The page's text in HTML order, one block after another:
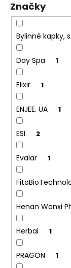
ů
Značky
Bylinné kapky,
Day Spa 1
Elixir 1
ENJEE. UA 1
ESI 2
Evalar 1
Henan Wanxi
Herbai 1
PRAGON 1
a
?
D
o
p
o
u
u